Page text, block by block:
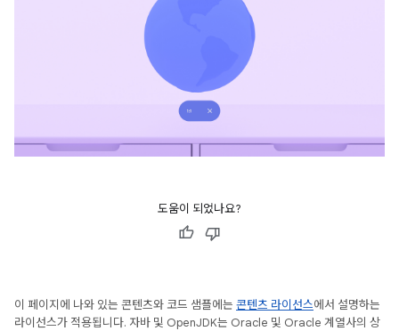
도움이 되었나요?
이 페이지에 나와 있는 콘텐츠와 코드 샘플에는 콘텐츠 라이선스에서 설명하는
라이선스가 적용됩니다. 자바 및 OpenJDK는 Oracle 및 Oracle 계열사의 상